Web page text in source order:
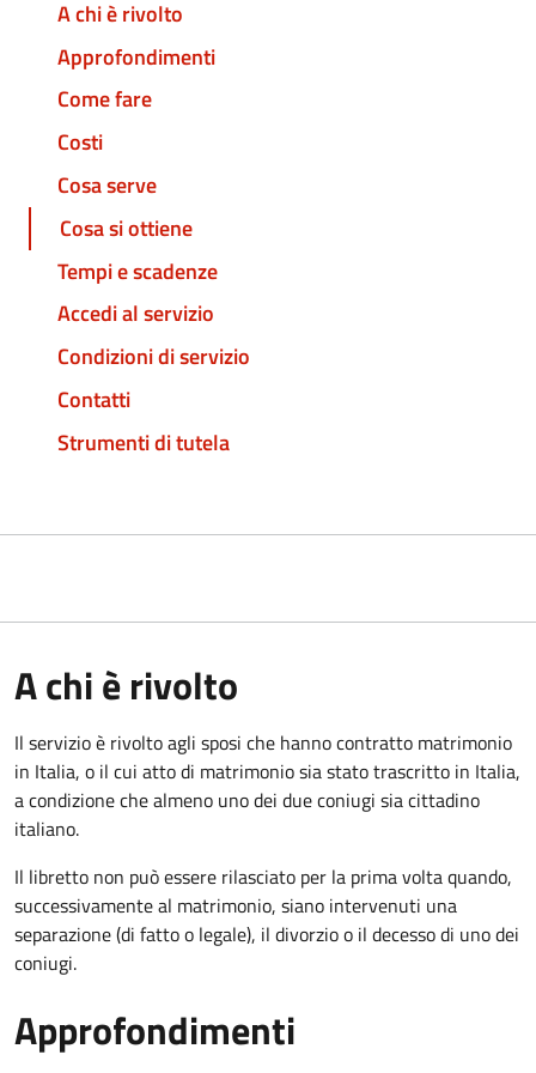
A chi è rivolto
Approfondimenti
Come fare
Costi
Cosa serve
Cosa si ottiene
Tempi e scadenze
Accedi al servizio
Condizioni di servizio
Contatti
Strumenti di tutela
A chi è rivolto
Il servizio è rivolto agli sposi che hanno contratto matrimonio
in Italia, o il cui atto di matrimonio sia stato trascritto in Italia,
a condizione che almeno uno dei due coniugi sia cittadino
italiano.
Il libretto non può essere rilasciato per la prima volta quando,
successivamente al matrimonio, siano intervenuti una
separazione (di fatto o legale), il divorzio o il decesso di uno dei
coniugi.
Approfondimenti